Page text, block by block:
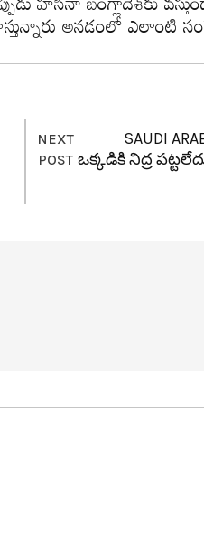
అన‌డంలో ఎలాంటి
NEXT
POST
SAUDI
ఒక్క‌డికి నిద్ర